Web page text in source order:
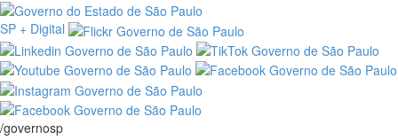
SP + Digital
/governosp